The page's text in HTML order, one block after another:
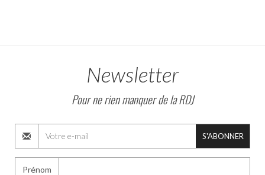
Newsletter
Pour ne rien manquer de la RDJ
S'ABONNER
Prénom